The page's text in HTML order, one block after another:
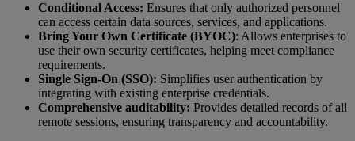
Conditional Access: Ensures that only authorized personnel
can access certain data sources, services, and applications.
Bring Your Own Certificate (BYOC): Allows enterprises to
use their own security certificates, helping meet compliance
requirements.
Single Sign-On (SSO): Simplifies user authentication by
integrating with existing enterprise credentials.
Comprehensive auditability: Provides detailed records of all
remote sessions, ensuring transparency and accountability.